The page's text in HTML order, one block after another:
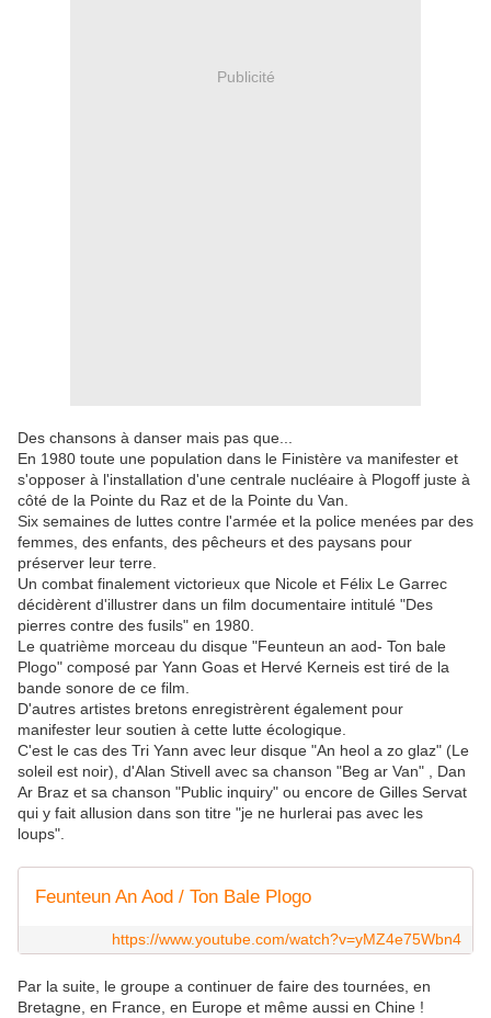
Publicité
Des chansons à danser mais pas que...
En 1980 toute une population dans le Finistère va manifester et
s'opposer à l'installation d'une centrale nucléaire à Plogoff juste à
côté de la Pointe du Raz et de la Pointe du Van.
Six semaines de luttes contre l'armée et la police menées par des
femmes, des enfants, des pêcheurs et des paysans pour
préserver leur terre.
Un combat finalement victorieux que Nicole et Félix Le Garrec
décidèrent d'illustrer dans un film documentaire intitulé "Des
pierres contre des fusils" en 1980.
Le quatrième morceau du disque "Feunteun an aod- Ton bale
Plogo" composé par Yann Goas et Hervé Kerneis est tiré de la
bande sonore de ce film.
D'autres artistes bretons enregistrèrent également pour
manifester leur soutien à cette lutte écologique.
C'est le cas des Tri Yann avec leur disque "An heol a zo glaz" (Le
soleil est noir), d'Alan Stivell avec sa chanson "Beg ar Van" , Dan
Ar Braz et sa chanson "Public inquiry" ou encore de Gilles Servat
qui y fait allusion dans son titre "je ne hurlerai pas avec les
loups".
Feunteun An Aod / Ton Bale Plogo
https://www.youtube.com/watch?v=yMZ4e75Wbn4
Par la suite, le groupe a continuer de faire des tournées, en
Bretagne, en France, en Europe et même aussi en Chine !